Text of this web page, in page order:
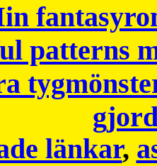
patterns
länkar,